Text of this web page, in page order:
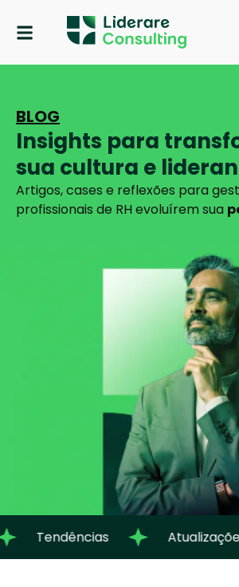
BLOG
Insights para
sua cultura e
Artigos, cases e reflexões para
profissionais de RH evoluírem sua
Tendências